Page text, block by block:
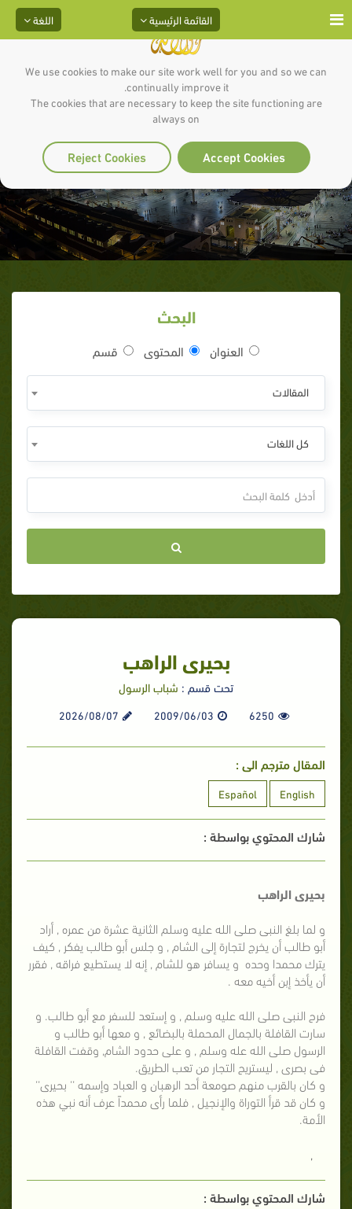
We use cookies to make our site work well for you and so we can
continually improve it.
The cookies that are necessary to keep the site functioning are
always on
Accept Cookies
Reject Cookies
اللغة القائمة الرئيسية
بحيرى الراهب
البحث
العنوان المحتوى قسم
المقالات
كل اللغات
بحيرى الراهب
تحت قسم : شباب الرسول
6250
2009/06/03
2026/08/07
المقال مترجم الى :
English
Español
شارك المحتوي بواسطة :
بحيرى الراهب
و لما بلغ النبى صلى الله عليه وسلم الثانية عشرة من عمره , أراد
أبو طالب أن يخرج لتجارة إلى الشام , و جلس أبو طالب يفكر , كيف
يترك محمدا وحده و يسافر هو للشام , إنه لا يستطيع فراقه , فقرر
أن يأخذ إبن أخيه معه .
فرح النبى صلى الله عليه وسلم , و إستعد للسفر مع أبو طالب. و
سارت القافلة بالجمال المحملة بالبضائع , و معها أبو طالب و
الرسول صلى الله عله وسلم , و على حدود الشام, وقفت القافلة
فى بصرى , ليستريح التجار من تعب الطريق.
و كان بالقرب منهم صومعة أحد الرهبان و العباد وإسمه ‘‘ بحيرى‘‘
و كان قد قرأ التوراة والإنجيل , فلما رأى محمداً عرف أنه نبي هذه
الأمة.
,
شارك المحتوي بواسطة :